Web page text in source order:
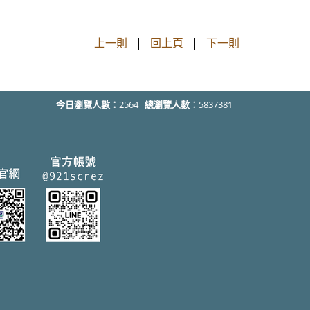
上一則 | 回上頁 | 下一則
今日瀏覽人數： 2564 總瀏覽人數： 5837381